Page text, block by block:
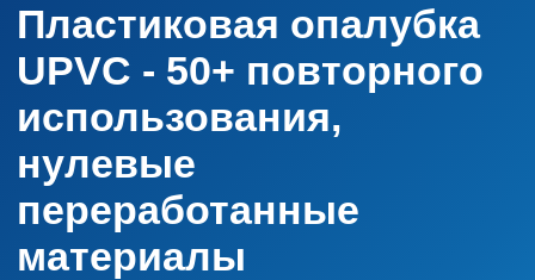
Пластиковая опалубка
UPVC - 50+ повторного
использования,
нулевые
переработанные
материалы